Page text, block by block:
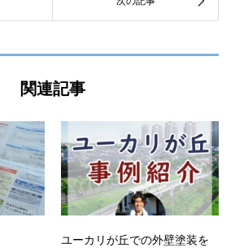
関連記事
ユーカリが丘での外壁塗装を